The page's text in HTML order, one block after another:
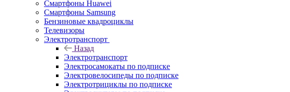
Смартфоны Huawei
Смартфоны Samsung
Бензиновые квадроциклы
Телевизоры
Электротранспорт
Назад
Электротранспорт
Электросамокаты по подписке
Электровелосипеды по подписке
Электротрициклы по подписке